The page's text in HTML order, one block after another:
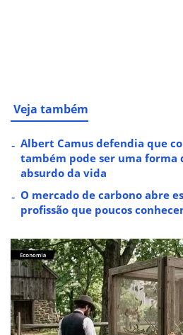
Veja também
Albert Camus defendia que
também pode ser uma forma
absurdo da vida
O mercado de carbono abre
profissão que poucos